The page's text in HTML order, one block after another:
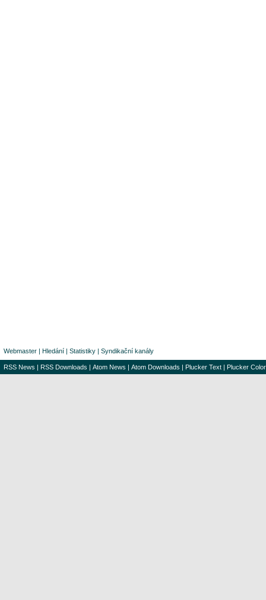
Webmaster | Hledání | Statistiky | Syndikační kanály
RSS News | RSS Downloads | Atom News | Atom Downloads | Plucker Text | Plucker Color